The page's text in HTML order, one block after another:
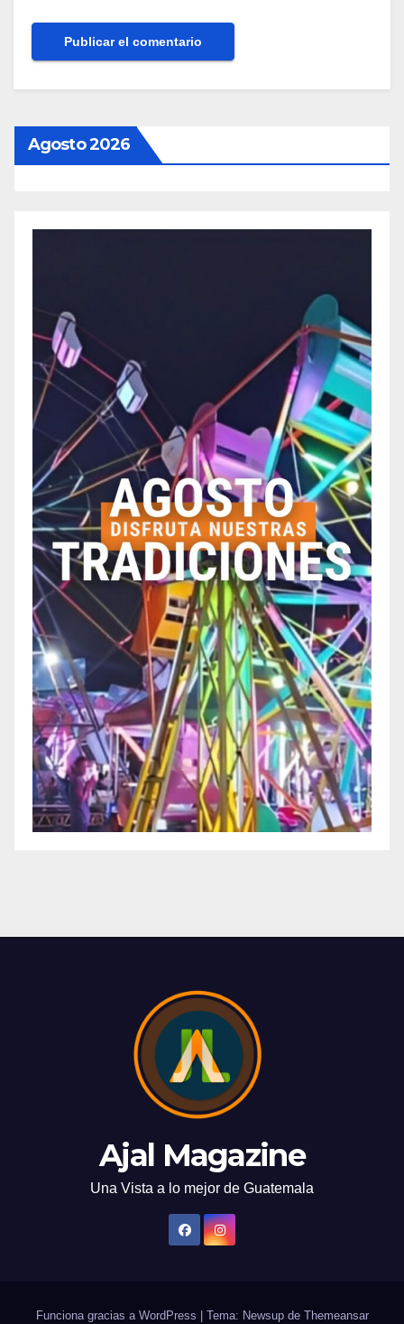
Agosto 2026
Ajal Magazine
Una Vista a lo mejor de Guatemala
Funciona gracias a WordPress | Tema: Newsup de Themeansar